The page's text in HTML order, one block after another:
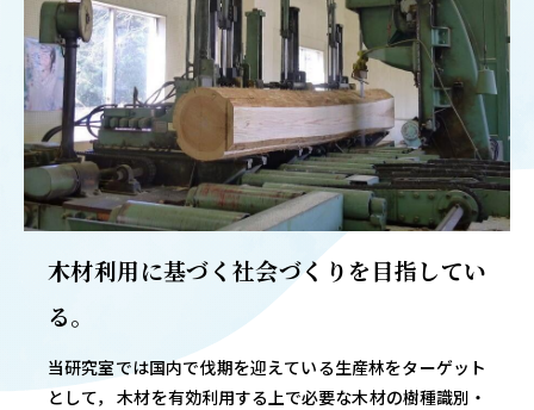
OPEN CAMPUS
オープンキャンパス
OUR OPEN
学問探求セミナー
INTERVIEW
木材利用に基づく社会づくりを目指してい
る。
当研究室では国内で伐期を迎えている生産林をターゲット
として， 木材を有効利用する上で必要な木材の樹種識別・